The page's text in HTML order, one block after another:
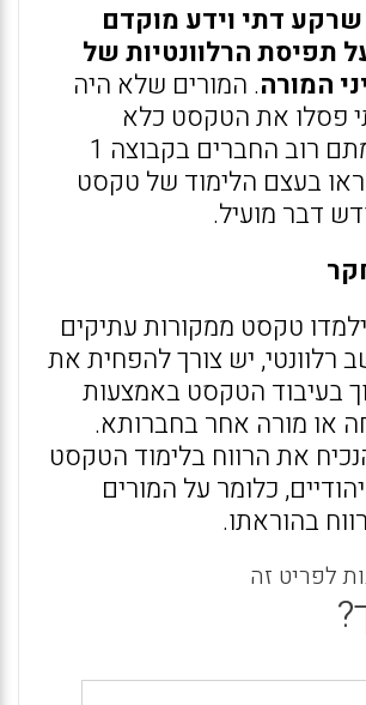
שרקע דתי וידע מוקדם
תפיסת הרלוונטיות של
המורה. המורים שלא היה
פסלו את הטקסט כלא
רלוונטי. לעומתם רוב החברים בקבוצה 1
ראו בעצם הלימוד של טקסט
דבר מועיל.
טקסט ממקורות עתיקים
רלוונטי, יש צורך להפחית את
בעיבוד הטקסט באמצעות
או מורה אחר בחברותא.
את הרווח בלימוד הטקסט
כלומר על המורים
בהוראתו.
לפריט זה